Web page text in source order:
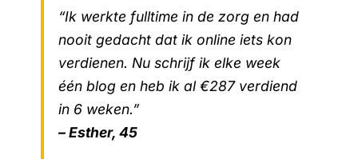
“Ik werkte fulltime in de zorg en had
nooit gedacht dat ik online iets kon
verdienen. Nu schrijf ik elke week
één blog en heb ik al €287 verdiend
in 6 weken.”
– Esther, 45